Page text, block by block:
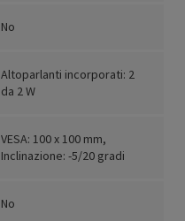
No
Altoparlanti incorporati: 2
da 2 W
VESA: 100 x 100 mm,
Inclinazione: -5/20 gradi
No